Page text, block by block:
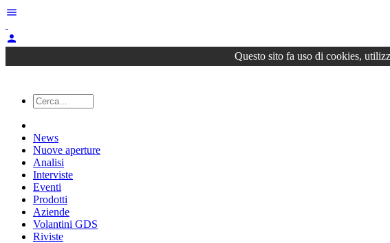
menu
person
Questo sito fa uso di cookies,
News
Nuove aperture
Analisi
Interviste
Eventi
Prodotti
Aziende
Volantini GDS
Riviste